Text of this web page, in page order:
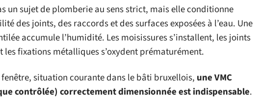
un sujet de plomberie au sens strict, mais elle conditionne
des joints, des raccords et des surfaces exposées à l’eau. Une
accumule l’humidité. Les moisissures s’installent, les joints
les fixations métalliques s’oxydent prématurément.
situation courante dans le bâti bruxellois, une VMC
contrôlée) correctement dimensionnée est indispensable.